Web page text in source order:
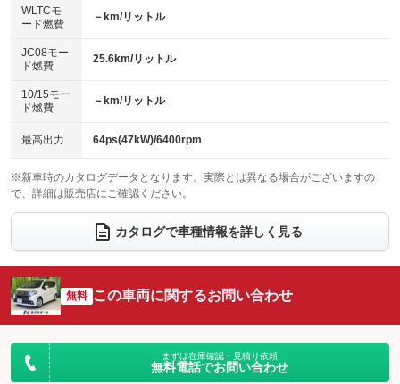
センターデフロック
：装備なし
電動格納ミラー
：装備あり
エアロ
：装備なし
：装備なし
パワーシート
ベンチシート
：装備なし
チップアップシート
：装備なし
：装備なし ：装備なし
ウォークスルー
：装備なし
電動リアゲート フロントカメラ
：装備なし
：装備なし ：装備なし
サイドカメラ
：装備なし ルーフレール
：装備なし
：装備なし
：装備なし
WLTCモ
ード燃費
－km/リットル
JC08モー
ド燃費
25.6km/リットル
10/15モー
ド燃費
－km/リットル
最高出力 64ps(47kW)/6400rpm
※新車時のカタログデータとなります。実際とは異なる場合がございますの
で、詳細は販売店にご確認ください。
カタログで車種情報を詳しく見る
無料 この車両に関するお問い合わせ
まずは在庫確認・見積り依頼
無料電話でお問い合わせ